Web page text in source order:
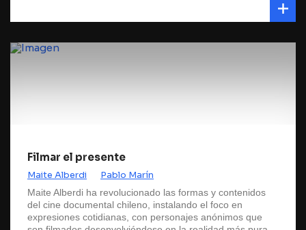
Filmar el presente
Maite Alberdi Pablo Marín
Maite Alberdi ha revolucionado las formas y contenidos
del cine documental chileno, instalando el foco en
expresiones cotidianas, con personajes anónimos que